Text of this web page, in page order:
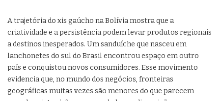
A trajetória do xis gaúcho na Bolívia mostra que a
criatividade e a persistência podem levar produtos regionais
a destinos inesperados. Um sanduíche que nasceu em
lanchonetes do sul do Brasil encontrou espaço em outro
país e conquistou novos consumidores. Esse movimento
evidencia que, no mundo dos negócios, fronteiras
geográficas muitas vezes são menores do que parecem